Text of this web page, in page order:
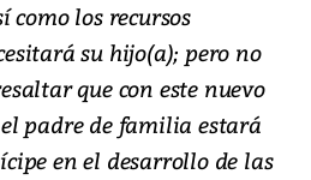
como los recursos
su hijo(a); pero no
que con este nuevo
padre de familia estará
en el desarrollo de las